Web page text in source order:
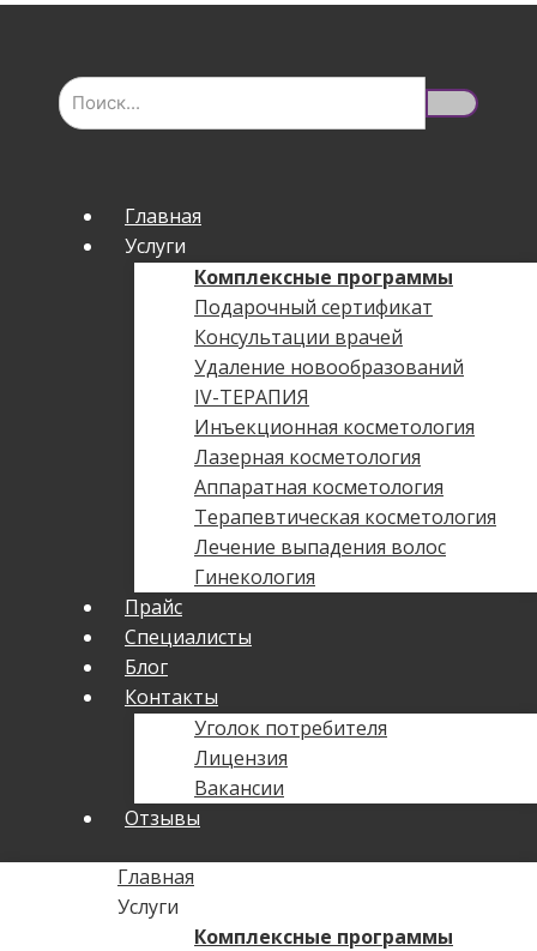
Главная
Услуги
Комплексные программы
Подарочный сертификат
Консультации врачей
Удаление новообразований
IV-ТЕРАПИЯ
Инъекционная косметология
Лазерная косметология
Аппаратная косметология
Терапевтическая косметология
Лечение выпадения волос
Гинекология
Прайс
Специалисты
Блог
Контакты
Уголок потребителя
Лицензия
Вакансии
Отзывы
Главная
Услуги
Комплексные программы